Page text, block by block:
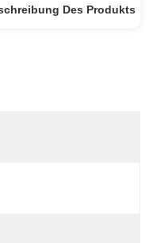
Des Produkts